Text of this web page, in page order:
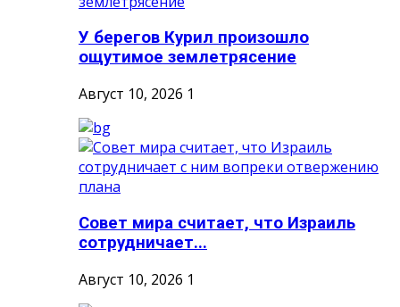
У берегов Курил произошло
ощутимое землетрясение
Август 10, 2026 1
Совет мира считает, что Израиль
сотрудничает...
Август 10, 2026 1